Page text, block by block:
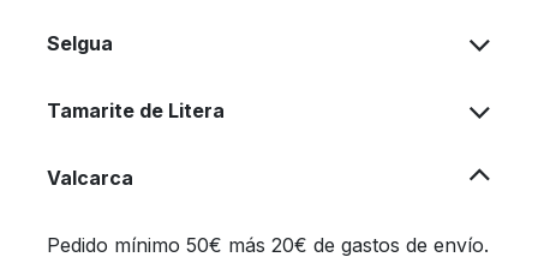
Selgua
Tamarite de Litera
Valcarca
Pedido mínimo 50€ más 20€ de gastos de envío.